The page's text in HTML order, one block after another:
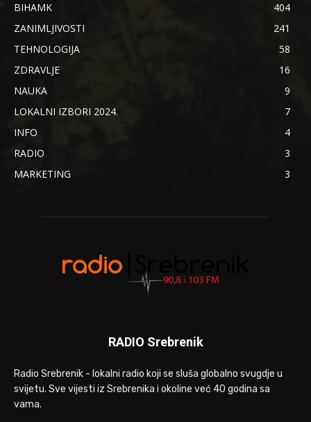
BIHAMK
404
ZANIMLJIVOSTI
241
TEHNOLOGIJA
58
ZDRAVLJE
16
NAUKA
9
LOKALNI IZBORI 2024.
7
INFO
4
RADIO
3
MARKETING
3
RADIO Srebrenik
Radio Srebrenik - lokalni radio koji se sluša globalno svugdje u
svijetu. Sve vijesti iz Srebrenika i okoline već 40 godina sa
vama.